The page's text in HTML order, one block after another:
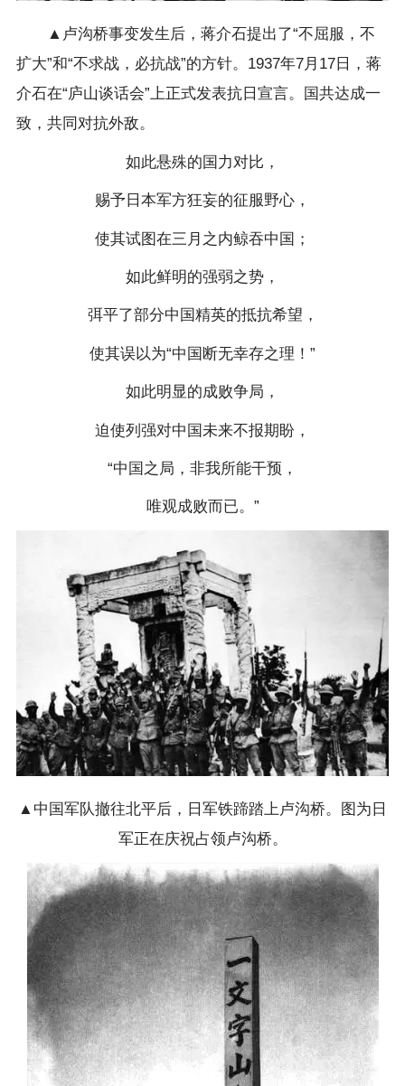
▲卢沟桥事变发生后，蒋介石提出了“不屈服，不
扩大”和“不求战，必抗战”的方针。1937年7月17日，蒋
介石在“庐山谈话会”上正式发表抗日宣言。国共达成一
致，共同对抗外敌。
如此悬殊的国力对比，
赐予日本军方狂妄的征服野心，
使其试图在三月之内鲸吞中国；
如此鲜明的强弱之势，
弭平了部分中国精英的抵抗希望，
使其误以为“中国断无幸存之理！”
如此明显的成败争局，
迫使列强对中国未来不报期盼，
“中国之局，非我所能干预，
唯观成败而已。”
▲中国军队撤往北平后，日军铁蹄踏上卢沟桥。图为日
军正在庆祝占领卢沟桥。